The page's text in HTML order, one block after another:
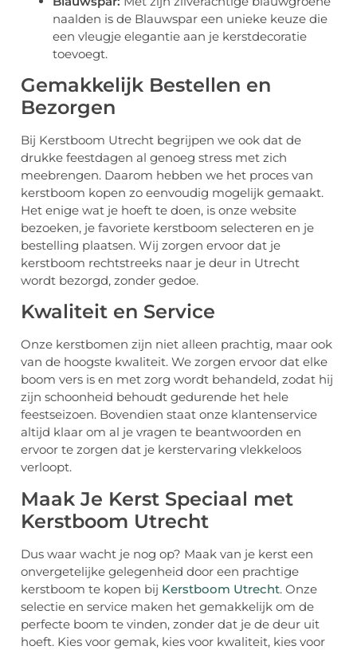
naalden is de Blauwspar een unieke keuze die
een vleugje elegantie aan je kerstdecoratie
toevoegt.
Gemakkelijk Bestellen en
Bezorgen
Bij Kerstboom Utrecht begrijpen we ook dat de
drukke feestdagen al genoeg stress met zich
meebrengen. Daarom hebben we het proces van
kerstboom kopen zo eenvoudig mogelijk gemaakt.
Het enige wat je hoeft te doen, is onze website
bezoeken, je favoriete kerstboom selecteren en je
bestelling plaatsen. Wij zorgen ervoor dat je
kerstboom rechtstreeks naar je deur in Utrecht
wordt bezorgd, zonder gedoe.
Kwaliteit en Service
Onze kerstbomen zijn niet alleen prachtig, maar ook
van de hoogste kwaliteit. We zorgen ervoor dat elke
boom vers is en met zorg wordt behandeld, zodat hij
zijn schoonheid behoudt gedurende het hele
feestseizoen. Bovendien staat onze klantenservice
altijd klaar om al je vragen te beantwoorden en
ervoor te zorgen dat je kerstervaring vlekkeloos
verloopt.
Maak Je Kerst Speciaal met
Kerstboom Utrecht
Dus waar wacht je nog op? Maak van je kerst een
onvergetelijke gelegenheid door een prachtige
kerstboom te kopen bij Kerstboom Utrecht. Onze
selectie en service maken het gemakkelijk om de
perfecte boom te vinden, zonder dat je de deur uit
hoeft. Kies voor gemak, kies voor kwaliteit, kies voor